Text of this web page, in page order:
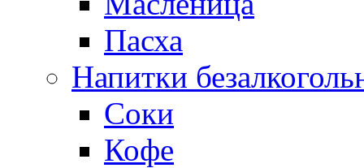
Пасха
Напитки
Соки
Кофе